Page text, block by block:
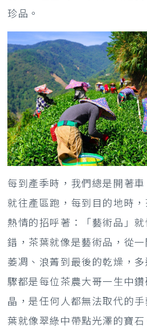
珍品。
每到產季時，我們總是開著
就往產區跑，每到目的地時
熱情的招呼著：「藝術品」就
錯，茶葉就像是藝術品，從一
萎凋、浪菁到最後的乾燥，多
驟都是每位茶農大哥一生中
晶，是任何人都無法取代的
葉就像翠綠中帶點光澤的寶石